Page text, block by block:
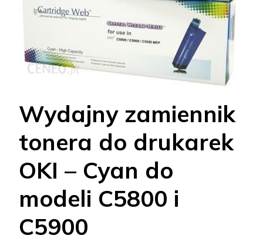
Wydajny zamiennik
tonera do drukarek
OKI – Cyan do
modeli C5800 i
C5900